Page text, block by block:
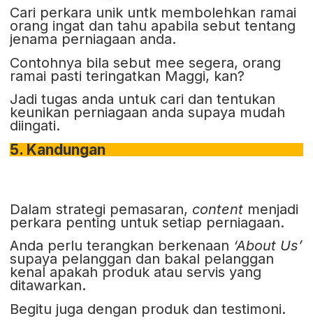
Cari perkara unik untk membolehkan ramai
orang ingat dan tahu apabila sebut tentang
jenama perniagaan anda.
Contohnya bila sebut mee segera, orang
ramai pasti teringatkan Maggi, kan?
Jadi tugas anda untuk cari dan tentukan
keunikan perniagaan anda supaya mudah
diingati.
5. Kandungan
Dalam strategi pemasaran, content menjadi
perkara penting untuk setiap perniagaan.
Anda perlu terangkan berkenaan ‘About Us’
supaya pelanggan dan bakal pelanggan
kenal apakah produk atau servis yang
ditawarkan.
Begitu juga dengan produk dan testimoni.